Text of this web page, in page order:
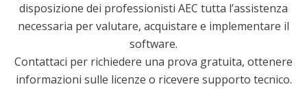
disposizione dei professionisti AEC tutta l’assistenza
necessaria per valutare, acquistare e implementare il
software.
Contattaci per richiedere una prova gratuita, ottenere
informazioni sulle licenze o ricevere supporto tecnico.